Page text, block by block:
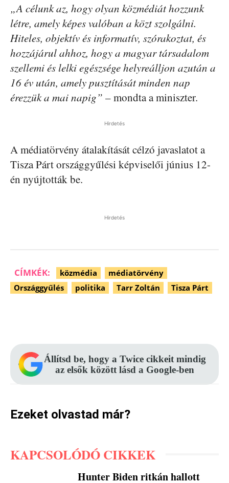
„A célunk az, hogy olyan közmédiát hozzunk
létre, amely képes valóban a közt szolgálni.
Hiteles, objektív és informatív, szórakoztat, és
hozzájárul ahhoz, hogy a magyar társadalom
szellemi és lelki egészsége helyreálljon azután a
16 év után, amely pusztítását minden nap
érezzük a mai napig” – mondta a miniszter.
Hirdetés
A médiatörvény átalakítását célzó javaslatot a
Tisza Párt országgyűlési képviselői június 12-
én nyújtották be.
Hirdetés
CÍMKÉK: közmédia
médiatörvény
Országgyűlés
politika Tarr Zoltán Tisza Párt
Állítsd be, hogy a Twice cikkeit mindig
az elsők között lásd a Google-ben
Ezeket olvastad már?
KAPCSOLÓDÓ CIKKEK
Hunter Biden ritkán hallott